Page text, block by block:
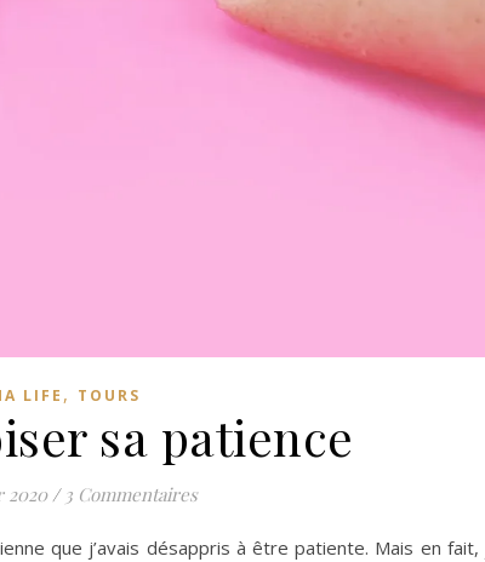
LIFE , TOURS
sa patience
2020 / 3 Commentaires
que j’avais désappris à être patiente. Mais en